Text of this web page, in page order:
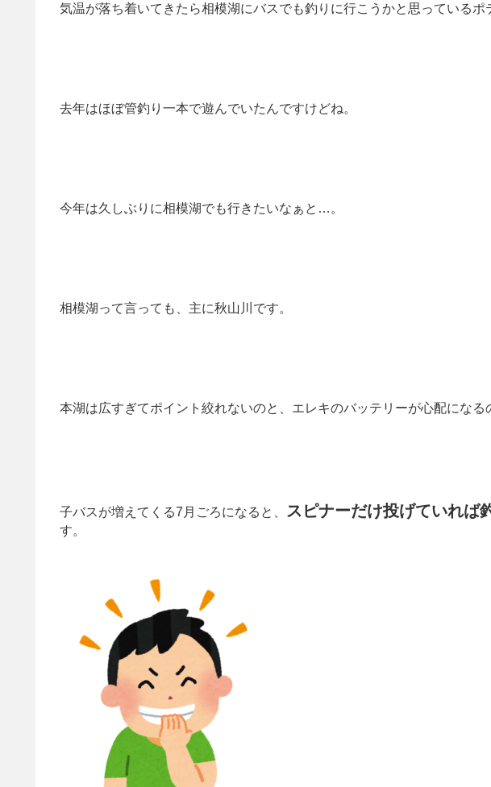
気温が落ち着いてきたら相模湖にバスでも釣りに行こうかと思っているポ
去年はほぼ管釣り一本で遊んでいたんですけどね。
今年は久しぶりに相模湖でも行きたいなぁと…。
相模湖って言っても、主に秋山川です。
本湖は広すぎてポイント絞れないのと、エレキのバッテリーが心配になる
子バスが増えてくる7月ごろになると、 スピナーだけ投げていれば
す。